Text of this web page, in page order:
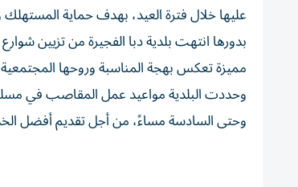
عليها خلال فترة العيد، بهدف حماية
بدورها انتهت بلدية دبا الفجيرة من تزيين
مميزة تعكس بهجة المناسبة وروحها
وحددت البلدية مواعيد عمل المقاصب في
وحتى السادسة مساءً، من أجل تقديم أفضل